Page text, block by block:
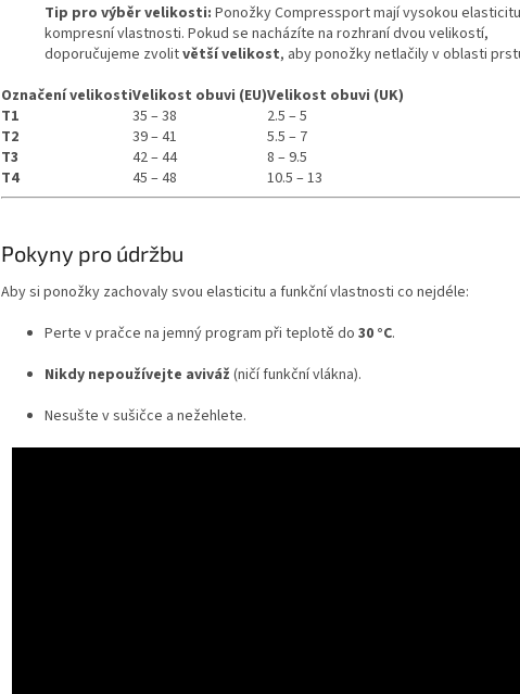
Tip pro výběr velikosti: Ponožky Compressport mají vysokou
kompresní vlastnosti. Pokud se nacházíte na rozhraní dvou velikostí,
doporučujeme zvolitvětší velikost, aby ponožky netlačily v oblasti
Označení velikostiVelikost obuvi (EU)Velikost obuvi (UK)
T1
35 – 38
2.5 – 5
T2
39 – 41
5.5 – 7
T3
42 – 44
8 – 9.5
T4
45 – 48 10.5 – 13
Pokyny pro údržbu
Aby si ponožky zachovaly svou elasticitu a funkční vlastnosti co nejdéle:
Perte v pračce na jemný program při teplotě do 30 °C.
Nikdy nepoužívejte aviváž (ničí funkční vlákna).
Nesušte v sušičce a nežehlete.